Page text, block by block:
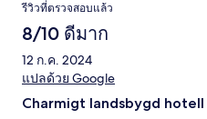
รีวิวที่ตรวจสอบแล้ว
8/10 ดีมาก
12 ก.ค. 2024
แปลด้วย Google
Charmigt landsbygd hotell